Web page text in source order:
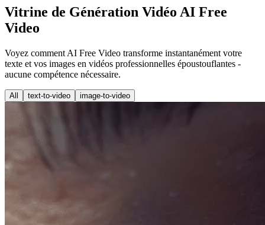
Vitrine de Génération Vidéo AI Free
Video
Voyez comment AI Free Video transforme instantanément votre
texte et vos images en vidéos professionnelles époustouflantes -
aucune compétence nécessaire.
All text-to-video image-to-video